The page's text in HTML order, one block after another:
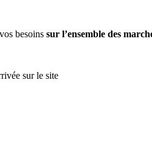
besoins sur l’ensemble des
sur le site